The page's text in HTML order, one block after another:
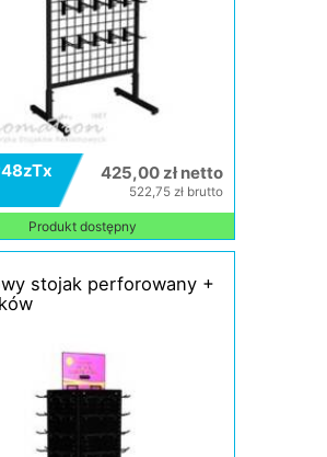
425,00 zł netto
522,75 zł brutto
Produkt dostępny
stojak perforowany +